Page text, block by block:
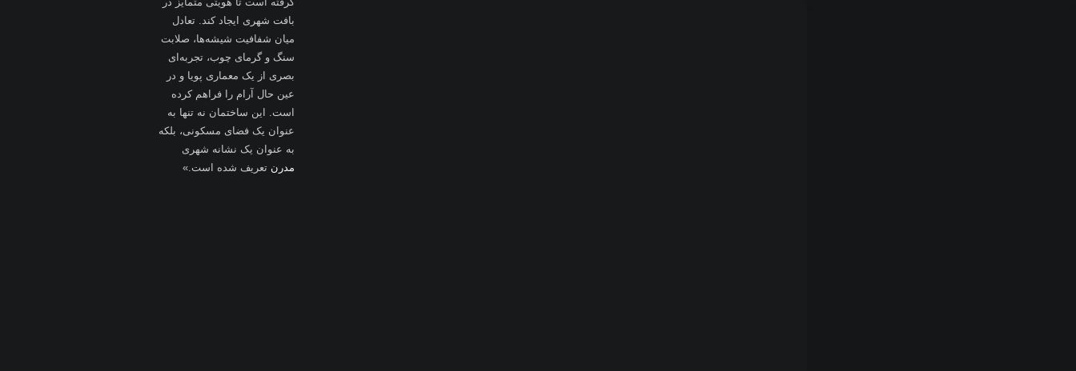
بافت شهری ایجاد کند. تعادل
میان شفافیت شیشه‌ها، صلابت
سنگ و گرمای چوب، تجربه‌ای
بصری از یک معماری پویا و در
عین حال آرام را فراهم کرده
است. این ساختمان نه تنها به
عنوان یک فضای مسکونی، بلکه
به عنوان یک نشانه شهری
مدرن تعریف شده است.»